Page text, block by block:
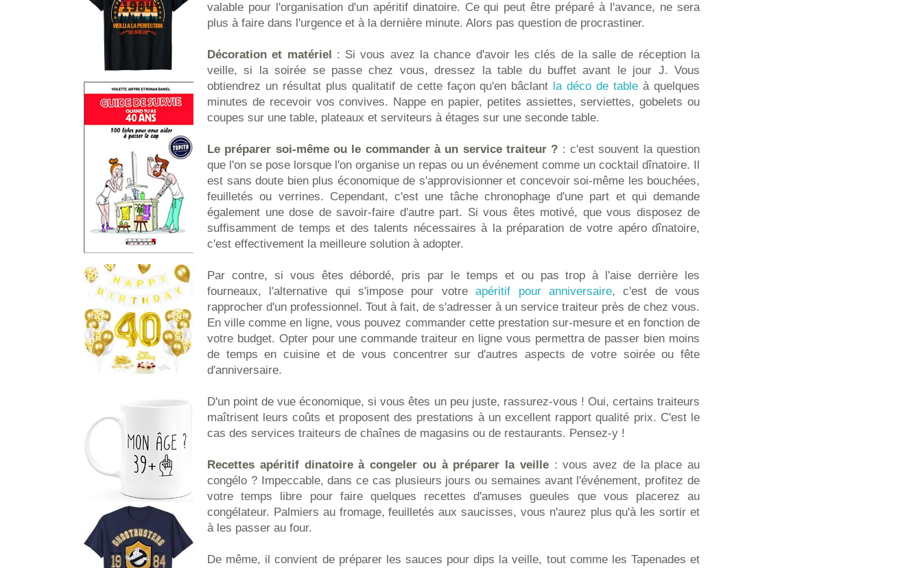
valable pour l'organisation d'un apéritif dinatoire. Ce qui peut être préparé à l'avance, ne sera
plus à faire dans l'urgence et à la dernière minute. Alors pas question de procrastiner.
Décoration et matériel : Si vous avez la chance d'avoir les clés de la salle de réception la
veille, si la soirée se passe chez vous, dressez la table du buffet avant le jour J. Vous
obtiendrez un résultat plus qualitatif de cette façon qu'en bâclant la déco de table à quelques
minutes de recevoir vos convives. Nappe en papier, petites assiettes, serviettes, gobelets ou
coupes sur une table, plateaux et serviteurs à étages sur une seconde table.
Le préparer soi-même ou le commander à un service traiteur ? : c'est souvent la question
que l'on se pose lorsque l'on organise un repas ou un événement comme un cocktail dînatoire. Il
est sans doute bien plus économique de s'approvisionner et concevoir soi-même les bouchées,
feuilletés ou verrines. Cependant, c'est une tâche chronophage d'une part et qui demande
également une dose de savoir-faire d'autre part. Si vous êtes motivé, que vous disposez de
suffisamment de temps et des talents nécessaires à la préparation de votre apéro dînatoire,
c'est effectivement la meilleure solution à adopter.
Par contre, si vous êtes débordé, pris par le temps et ou pas trop à l'aise derrière les
fourneaux, l'alternative qui s'impose pour votreapéritif pour anniversaire, c'est de vous
rapprocher d'un professionnel. Tout à fait, de s'adresser à un service traiteur près de chez vous.
En ville comme en ligne, vous pouvez commander cette prestation sur-mesure et en fonction de
votre budget. Opter pour une commande traiteur en ligne vous permettra de passer bien moins
de temps en cuisine et de vous concentrer sur d'autres aspects de votre soirée ou fête
d'anniversaire.
D'un point de vue économique, si vous êtes un peu juste, rassurez-vous ! Oui, certains traiteurs
maîtrisent leurs coûts et proposent des prestations à un excellent rapport qualité prix. C'est le
cas des services traiteurs de chaînes de magasins ou de restaurants. Pensez-y !
Recettes apéritif dinatoire à congeler ou à préparer la veille: vous avez de la place au
congélo ? Impeccable, dans ce cas plusieurs jours ou semaines avant l'événement, profitez de
votre temps libre pour faire quelques recettes d'amuses gueules que vous placerez au
congélateur. Palmiers au fromage, feuilletés aux saucisses, vous n'aurez plus qu'à les sortir et
à les passer au four.
De même, il convient de préparer les sauces pour dips la veille, tout comme les Tapenades et